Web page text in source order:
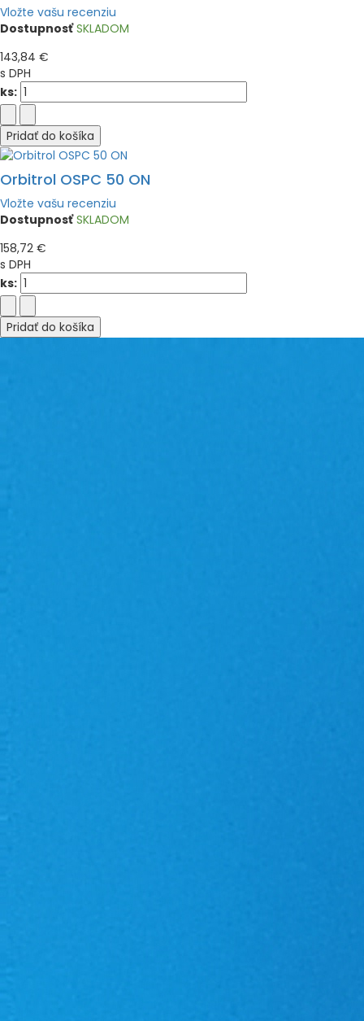
Vložte vašu recenziu
Dostupnosť SKLADOM
143,84 €
s DPH
ks:
Pridať do košíka
Orbitrol OSPC 50 ON
Vložte vašu recenziu
Dostupnosť SKLADOM
158,72 €
s DPH
ks:
Pridať do košíka